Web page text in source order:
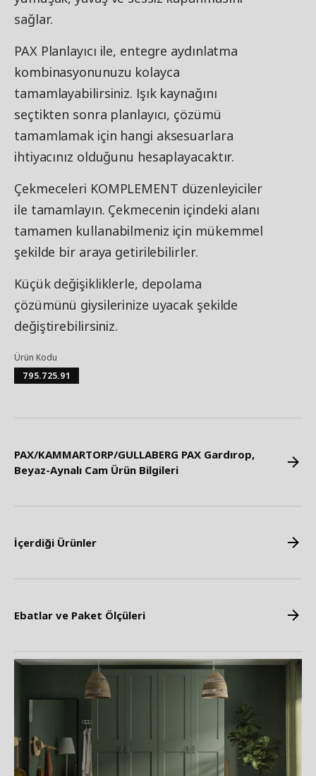
sağlar.
PAX Planlayıcı ile, entegre aydınlatma
kombinasyonunuzu kolayca
tamamlayabilirsiniz. Işık kaynağını
seçtikten sonra planlayıcı, çözümü
tamamlamak için hangi aksesuarlara
ihtiyacınız olduğunu hesaplayacaktır.
Çekmeceleri KOMPLEMENT düzenleyiciler
ile tamamlayın. Çekmecenin içindeki alanı
tamamen kullanabilmeniz için mükemmel
şekilde bir araya getirilebilirler.
Küçük değişikliklerle, depolama
çözümünü giysilerinize uyacak şekilde
değiştirebilirsiniz.
Ürün Kodu
795.725.91
PAX/KAMMARTORP/GULLABERG PAX Gardırop,
Beyaz-Aynalı Cam Ürün Bilgileri
İçerdiği Ürünler
Ebatlar ve Paket Ölçüleri